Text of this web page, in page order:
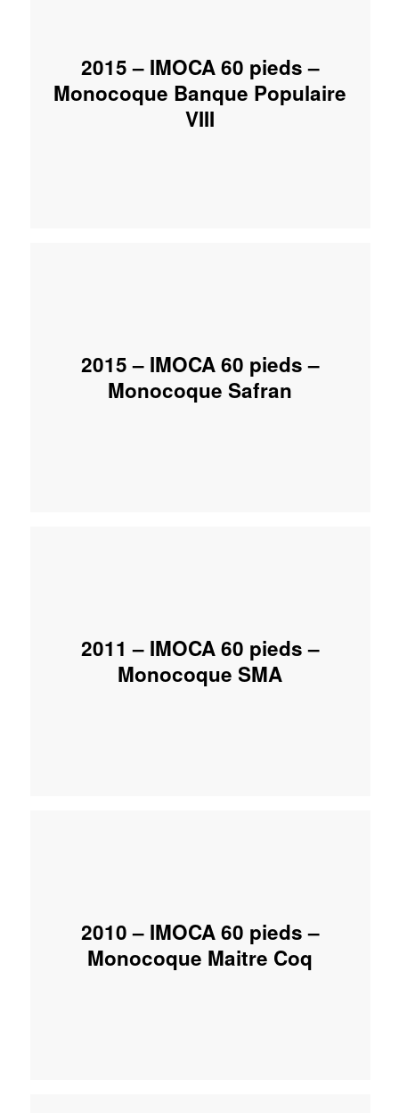
2015 – IMOCA 60 pieds –
Monocoque Banque Populaire
VIII
2015 – IMOCA 60 pieds –
Monocoque Safran
2011 – IMOCA 60 pieds –
Monocoque SMA
2010 – IMOCA 60 pieds –
Monocoque Maitre Coq